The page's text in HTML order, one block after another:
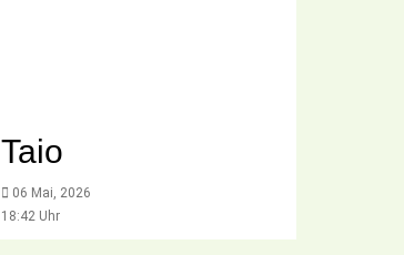
Taio
06 Mai, 2026
18:42 Uhr